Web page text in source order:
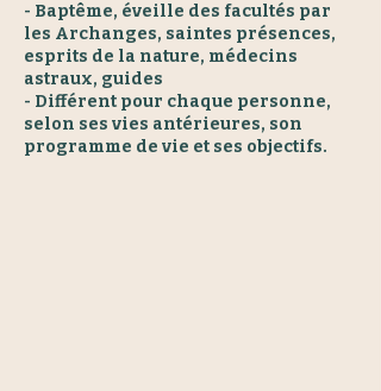
- Baptême, éveille des facultés par
les Archanges, saintes présences,
esprits de la nature, médecins
astraux, guides
- Différent pour chaque personne,
selon ses vies antérieures, son
programme de vie et ses objectifs.